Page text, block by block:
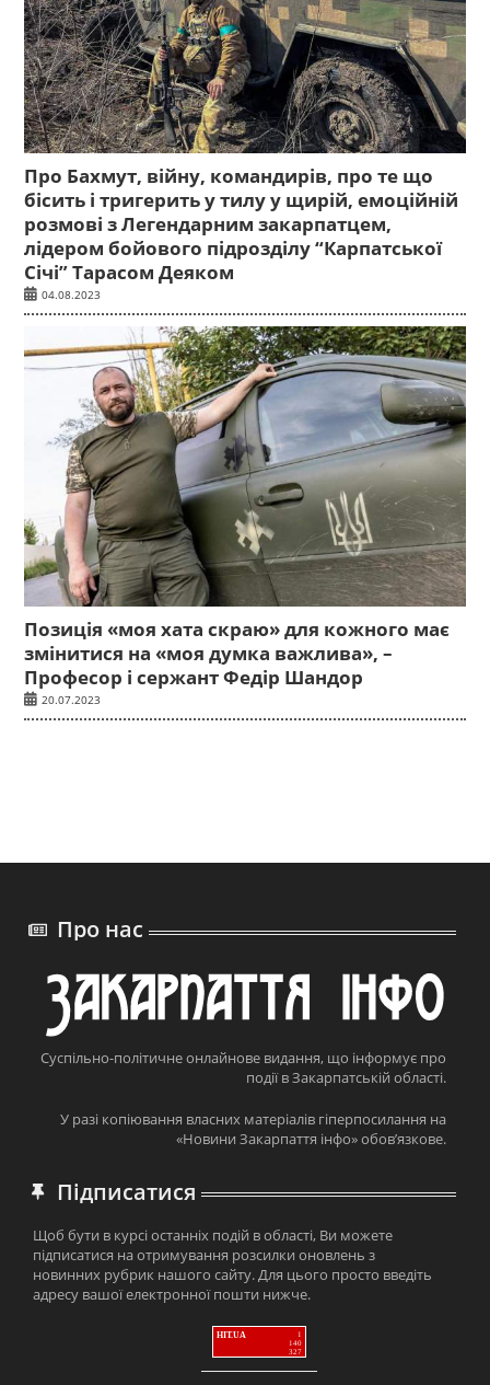
Про Бахмут, війну, командирів, про те що
бісить і тригерить у тилу у щирій, емоційній
розмові з Легендарним закарпатцем,
лідером бойового підрозділу “Карпатської
Січі” Тарасом Деяком
04.08.2023
Позиція «моя хата скраю» для кожного має
змінитися на «моя думка важлива», –
Професор і сержант Федір Шандор
20.07.2023
Про нас
Суспільно-політичне онлайнове видання, що інформує про
події в Закарпатській області.
У разі копіювання власних матеріалів гіперпосилання на
«Новини Закарпаття інфо» обов’язкове.
Підписатися
Щоб бути в курсі останніх подій в області, Ви можете
підписатися на отримування розсилки оновлень з
новинних рубрик нашого сайту. Для цього просто введіть
адресу вашої електронної пошти нижче.
HIT.UA
1
140
327